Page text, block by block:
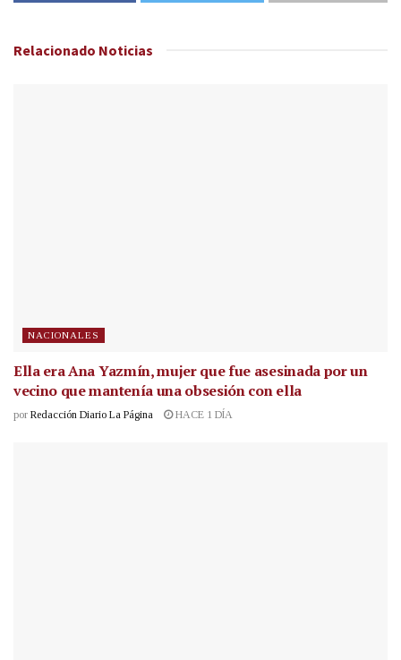
Relacionado Noticias
NACIONALES
Ella era Ana Yazmín, mujer que fue asesinada por un
vecino que mantenía una obsesión con ella
por Redacción Diario La Página HACE 1 DÍA